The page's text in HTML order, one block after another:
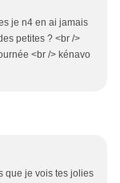
je n4 en ai jamais
petites ? <br />
<br /> kénavo
que je vois tes jolies